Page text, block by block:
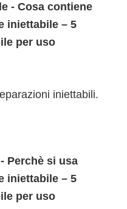
- Cosa contiene
iniettabile – 5
per uso
iniettabili.
Perchè si usa
iniettabile – 5
per uso